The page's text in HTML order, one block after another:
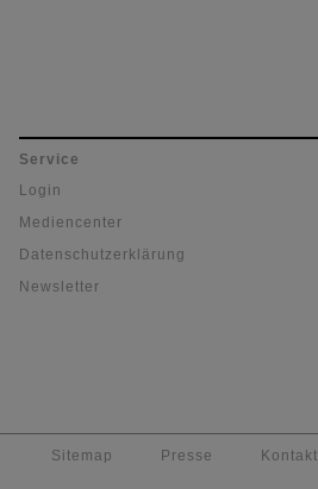
Service
Login
Mediencenter
Datenschutzerklärung
Newsletter
Sitemap Presse Kontakt